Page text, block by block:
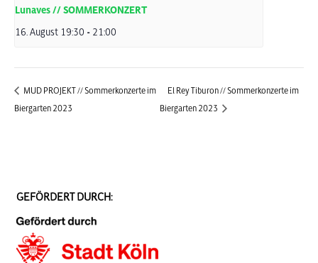
Lunaves // SOMMERKONZERT
16. August 19:30 - 21:00
MUD PROJEKT // Sommerkonzerte im
Biergarten 2023
El Rey Tiburon // Sommerkonzerte im
Biergarten 2023
GEFÖRDERT DURCH: